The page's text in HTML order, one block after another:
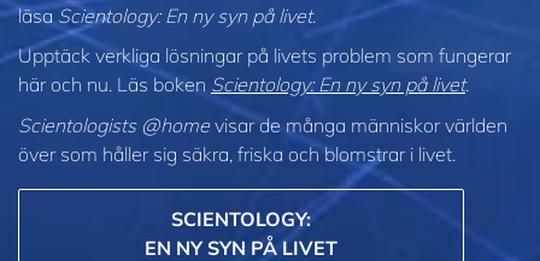
läsaScientology: En ny syn på livet.
Upptäck verkliga lösningar på livets problem som fungerar
här och nu. Läs boken Scientology: En ny syn på livet.
Scientologists @home visar de många människor världen
över som håller sig säkra, friska och blomstrar i livet.
SCIENTOLOGY:
EN NY SYN PÅ LIVET